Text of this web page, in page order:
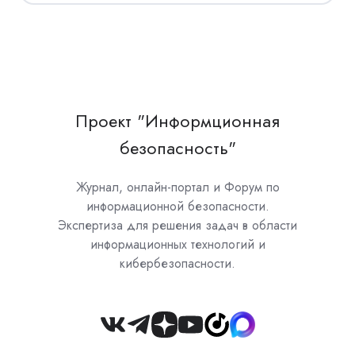
Проект "Информционная
безопасность"
Журнал, онлайн-портал и Форум по
информационной безопасности.
Экспертиза для решения задач в области
информационных технологий и
кибербезопасности.
Join